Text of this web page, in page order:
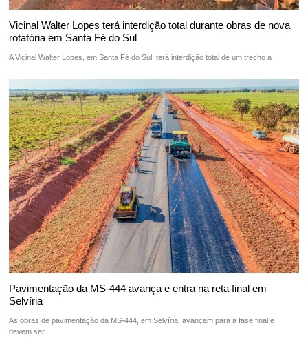
Vicinal Walter Lopes terá interdição total durante obras de nova
rotatória em Santa Fé do Sul
A Vicinal Walter Lopes, em Santa Fé do Sul, terá interdição total de um trecho a
Pavimentação da MS-444 avança e entra na reta final em
Selvíria
As obras de pavimentação da MS-444, em Selvíria, avançam para a fase final e
devem ser